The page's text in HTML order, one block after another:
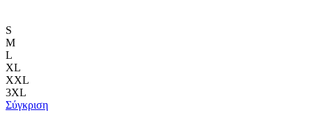
επιλεγούν
S
M
L
XL
XXL
3XL
Σύγκριση